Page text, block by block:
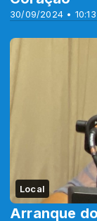
30/09/2024 • 10:13
Local
Arranque